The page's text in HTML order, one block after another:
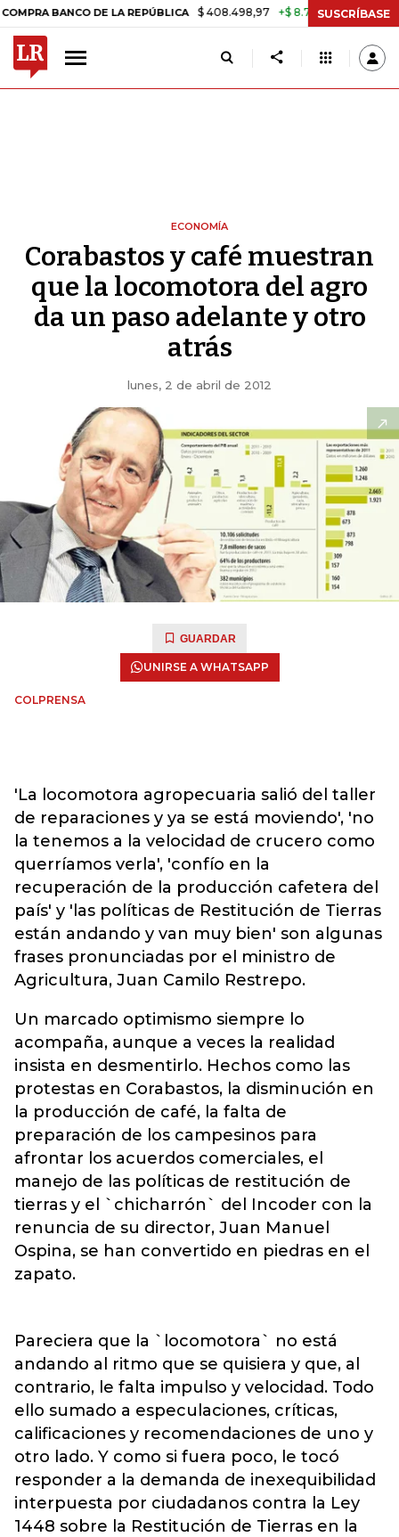
BANCO DE LA REPÚBLICA $ 408.498,97 +$ 8.753,81 +2,19% TASA
SUSCRÍBASE
ECONOMÍA
Corabastos y café muestran
que la locomotora del agro
da un paso adelante y otro
atrás
lunes, 2 de abril de 2012
GUARDAR
UNIRSE A WHATSAPP
COLPRENSA
'La locomotora agropecuaria salió del taller
de reparaciones y ya se está moviendo', 'no
la tenemos a la velocidad de crucero como
querríamos verla', 'confío en la
recuperación de la producción cafetera del
país' y 'las políticas de Restitución de Tierras
están andando y van muy bien' son algunas
frases pronunciadas por el ministro de
Agricultura, Juan Camilo Restrepo.
Un marcado optimismo siempre lo
acompaña, aunque a veces la realidad
insista en desmentirlo. Hechos como las
protestas en Corabastos, la disminución en
la producción de café, la falta de
preparación de los campesinos para
afrontar los acuerdos comerciales, el
manejo de las políticas de restitución de
tierras y el `chicharrón` del Incoder con la
renuncia de su director, Juan Manuel
Ospina, se han convertido en piedras en el
zapato.
Pareciera que la `locomotora` no está
andando al ritmo que se quisiera y que, al
contrario, le falta impulso y velocidad. Todo
ello sumado a especulaciones, críticas,
calificaciones y recomendaciones de uno y
otro lado. Y como si fuera poco, le tocó
responder a la demanda de inexequibilidad
interpuesta por ciudadanos contra la Ley
1448 sobre la Restitución de Tierras en la